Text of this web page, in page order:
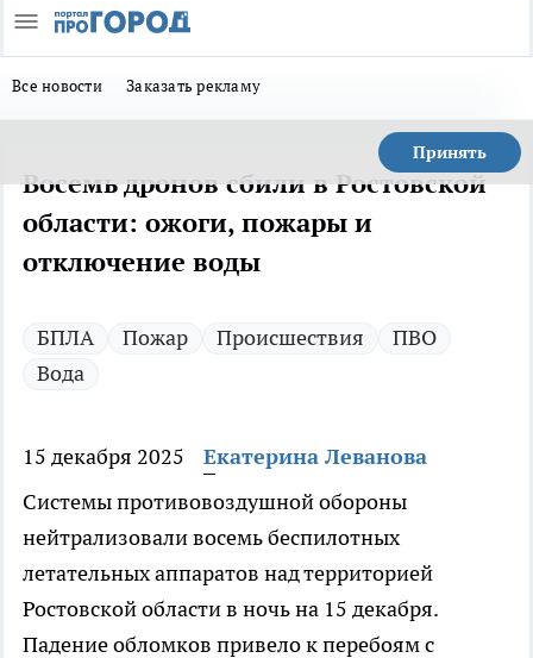
Все новости Заказать рекламу
Принять
Восемь дронов сбили в Ростовской
области: ожоги, пожары и
отключение воды
БПЛА Пожар Происшествия
ПВО
Вода
15 декабря 2025
Екатерина Леванова
Системы противовоздушной обороны
нейтрализовали восемь беспилотных
летательных аппаратов над территорией
Ростовской области в ночь на 15 декабря.
Падение обломков привело к перебоям с